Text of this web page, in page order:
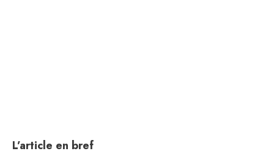
L’article en bref